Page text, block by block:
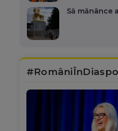
Să mănânce